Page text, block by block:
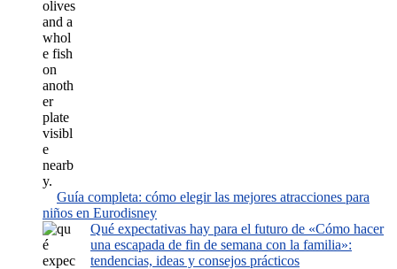
Guía completa: cómo elegir las mejores atracciones para
niños en Eurodisney
Qué expectativas hay para el futuro de «Cómo hacer
una escapada de fin de semana con la familia»:
tendencias, ideas y consejos prácticos